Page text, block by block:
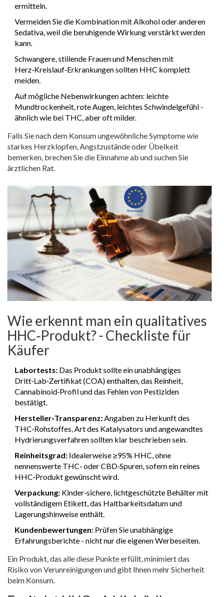
ermitteln.
Vermeiden Sie die Kombination mit Alkohol oder anderen
Sedativa, weil die beruhigende Wirkung verstärkt werden
kann.
Schwangere, stillende Frauen und Menschen mit
Herz‑Kreislauf‑Erkrankungen sollten HHC komplett
meiden.
Auf mögliche Nebenwirkungen achten: leichte
Mundtrockenheit, rote Augen, leichtes Schwindelgefühl -
ähnlich wie bei THC, aber oft milder.
Falls Sie nach dem Konsum ungewöhnliche Symptome wie
starkes Herzklopfen, Angstzustände oder Übelkeit
bemerken, brechen Sie die Einnahme ab und suchen Sie
ärztlichen Rat.
Wie erkennt man ein qualitatives
HHC‑Produkt? - Checkliste für
Käufer
Labortests: Das Produkt sollte ein unabhängiges
Dritt‑Lab‑Zertifikat (COA) enthalten, das Reinheit,
Cannabinoid‑Profil und das Fehlen von Pestiziden
bestätigt.
Hersteller‑Transparenz: Angaben zu Herkunft des
THC‑Rohstoffes, Art des Katalysators und angewandtes
Hydrierungsverfahren sollten klar beschrieben sein.
Reinheitsgrad: Idealerweise ≥95% HHC, ohne
nennenswerte THC‑ oder CBD‑Spuren, sofern ein reines
HHC‑Produkt gewünscht wird.
Verpackung: Kinder‑sichere, lichtgeschützte Behälter mit
vollständigem Etikett, das Haltbarkeitsdatum und
Lagerungshinweise enthält.
Kundenbewertungen: Prüfen Sie unabhängige
Erfahrungsberichte - nicht nur die eigenen Werbeseiten.
Ein Produkt, das alle diese Punkte erfüllt, minimiert das
Risiko von Verunreinigungen und gibt Ihnen mehr Sicherheit
beim Konsum.